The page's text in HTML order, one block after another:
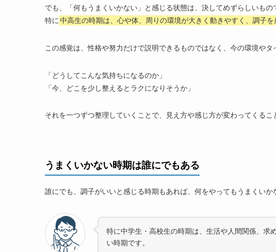
反省しすぎる
ひとりで我慢する
こんなサインが出たら相談を
相談できる場所
まとめ｜「何もうまくいかない」時期は、頑張り方を振り
でも、「何もうまくいかない」と感じる状態は、決してめずらしいもの
特に 中高生の時期は、心や体、周りの環境が大きく動きやすく、調子
この感覚は、性格や努力だけで説明できるものではなく、今の環境や
「どうしてこんな気持ちになるのか」
「今、どこを少し整えるとラクになりそうか」
それを一つずつ整理していくことで、見え方や感じ方が変わってくるこ
うまくいかない時期は誰にでもある
誰にでも、調子がいいと感じる時期もあれば、何をやってもうまくいか
特に中学生・高校生の時期は、生活や人間関係、求
い時期です。